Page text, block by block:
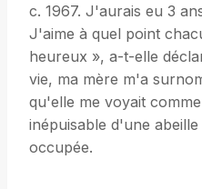
c. 1967. J'aurais eu 3
J'aime à quel point
heureux », a-t-elle
vie, ma mère m'a
qu'elle me voyait
inépuisable d'une
occupée.